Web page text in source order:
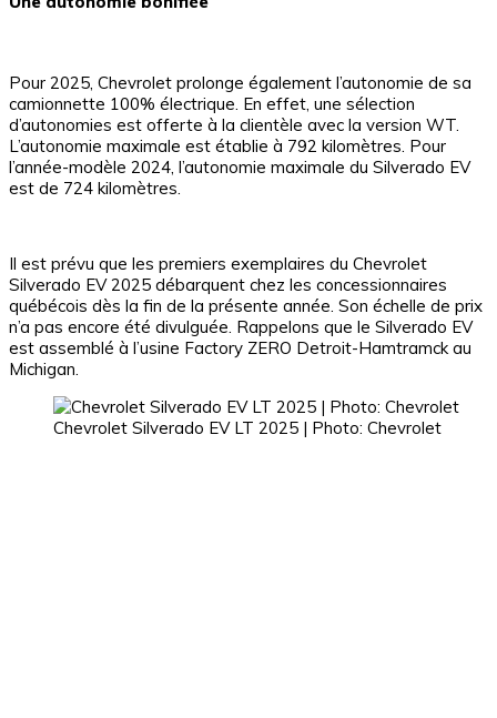
Pour 2025, Chevrolet prolonge également l’autonomie de sa
camionnette 100% électrique. En effet, une sélection
d’autonomies est offerte à la clientèle avec la version WT.
L’autonomie maximale est établie à 792 kilomètres. Pour
l’année-modèle 2024, l’autonomie maximale du Silverado EV
est de 724 kilomètres.
Il est prévu que les premiers exemplaires du Chevrolet
Silverado EV 2025 débarquent chez les concessionnaires
québécois dès la fin de la présente année. Son échelle de prix
n’a pas encore été divulguée. Rappelons que le Silverado EV
est assemblé à l’usine Factory ZERO Detroit-Hamtramck au
Michigan.
Chevrolet Silverado EV LT 2025 | Photo: Chevrolet